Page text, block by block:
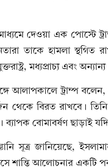
দেওয়া এক পোস্টে
তাকে হামলা স্থগিত
মধ্যপ্রাচ্য এবং
আলাপকালে ট্রাম্প
থেকে বিরত রাখবে।
বোমাবর্ষণ ছাড়াই
সূত্র জানিয়েছে,
শান্তি আলোচনার একটি